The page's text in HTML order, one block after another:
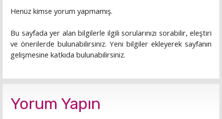
Henüz kimse yorum yapmamış.
Bu sayfada yer alan bilgilerle ilgili sorularınızı sorabilir, eleştiri
ve önerilerde bulunabilirsiniz. Yeni bilgiler ekleyerek sayfanın
gelişmesine katkıda bulunabilirsiniz.
Yorum Yapın